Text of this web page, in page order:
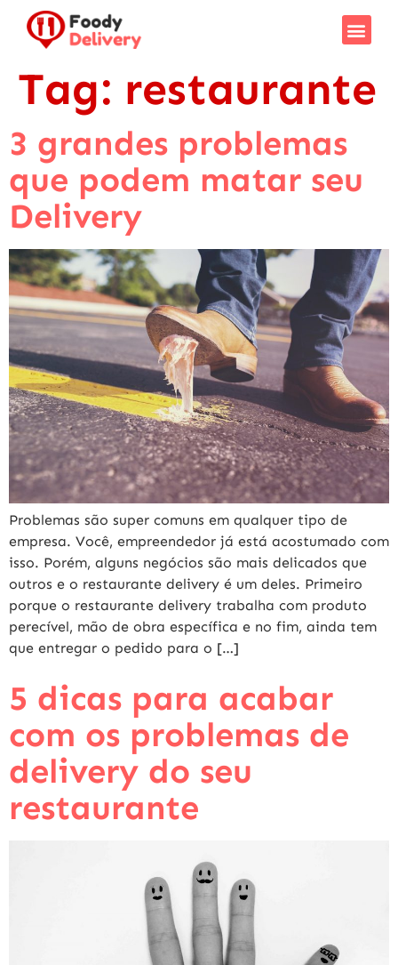
Tag: restaurante
3 grandes problemas
que podem matar seu
Delivery
Problemas são super comuns em qualquer tipo de
empresa. Você, empreendedor já está acostumado com
isso. Porém, alguns negócios são mais delicados que
outros e o restaurante delivery é um deles. Primeiro
porque o restaurante delivery trabalha com produto
perecível, mão de obra específica e no fim, ainda tem
que entregar o pedido para o […]
5 dicas para acabar
com os problemas de
delivery do seu
restaurante